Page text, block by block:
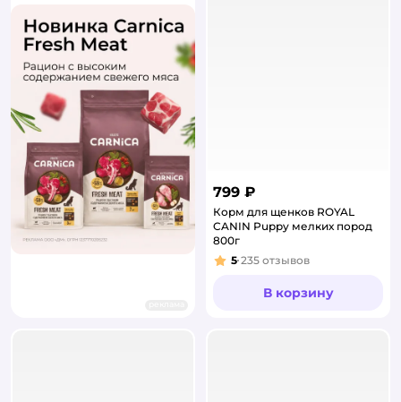
799 ₽
Корм для щенков ROYAL
CANIN Puppy мелких пород
800г
Рейтинг:
5 235 отзывов
В корзину